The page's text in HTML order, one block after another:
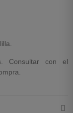
Consultar con el